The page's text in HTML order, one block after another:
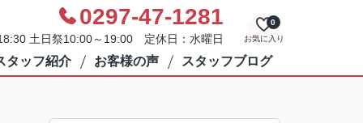
0297-47-1281
土日祭10:00～19:00 定休日：水曜日 お気に入り
0
タッフ紹介 お客様の声 スタッフブログ